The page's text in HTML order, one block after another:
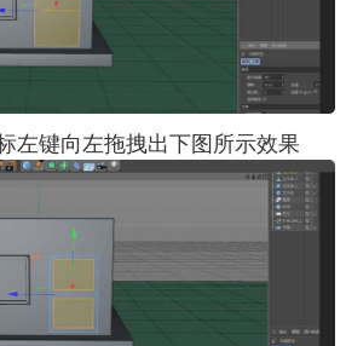
左键向左拖拽出下图所示效果